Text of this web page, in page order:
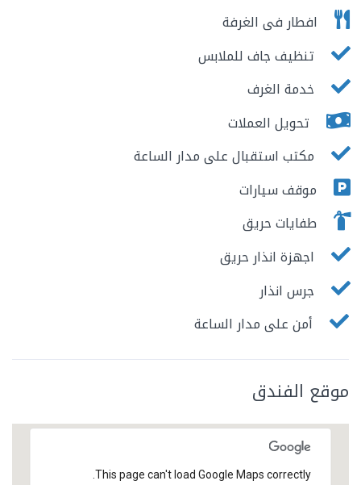
افطار فى الغرفة
تنظيف جاف للملابس
خدمة الغرف
تحويل العملات
مكتب استقبال على مدار الساعة
موقف سيارات
طفايات حريق
اجهزة انذار حريق
جرس انذار
أمن على مدار الساعة
موقع الفندق
This page can't load Google Maps correctly.